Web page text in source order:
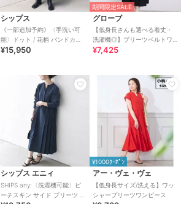
シップス
《一部追加予約》〈手洗い可
能〉ドット / 花柄 バンドカラ
ー サイド プリーツ ワンピース
¥15,950
期間限定SALE
グローブ
【低身長さんも選べる着丈・
洗濯機◎】プリーツベルトワ
ンピース
¥7,425
シップス エニィ
SHIPS any:〈洗濯機可能〉ピ
ーチスキン サイド プリーツ バ
¥1000ｸｰﾎﾟﾝ
アー・ヴェ・ヴェ
【低身長サイズ/洗える】ワッ
シャープリーツワンピース